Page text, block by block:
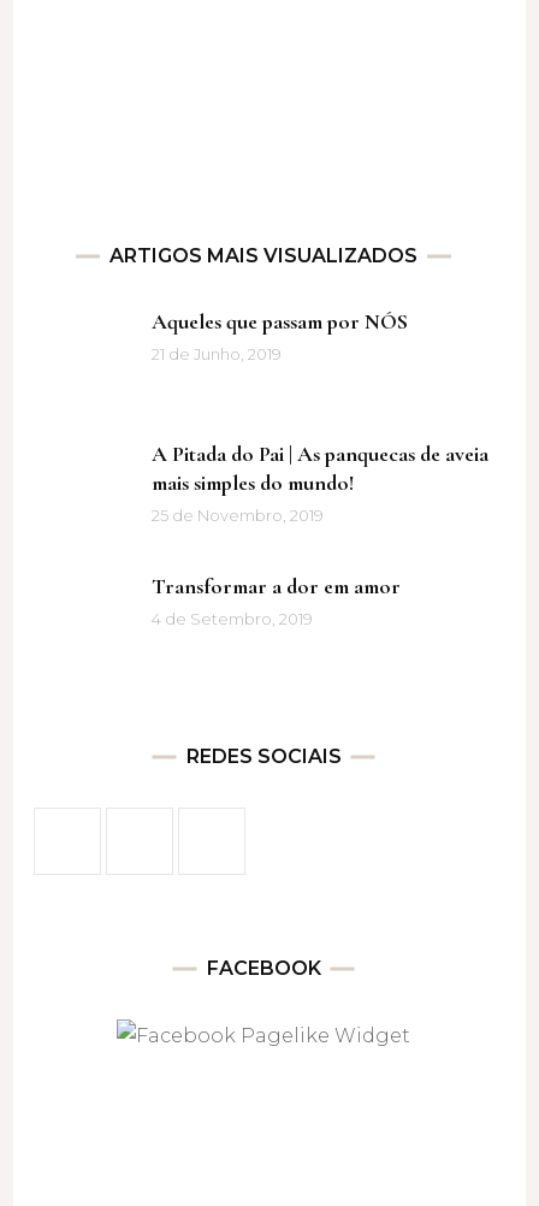
ARTIGOS MAIS VISUALIZADOS
Aqueles que passam por NÓS
21 de Junho, 2019
A Pitada do Pai | As panquecas de aveia
mais simples do mundo!
25 de Novembro, 2019
Transformar a dor em amor
4 de Setembro, 2019
REDES SOCIAIS
FACEBOOK